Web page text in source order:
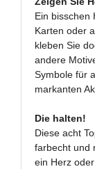
Ein bisschen
Karten oder
kleben Sie
andere
Symbole für
markanten
Die halten!
Diese acht
farbecht und
ein Herz